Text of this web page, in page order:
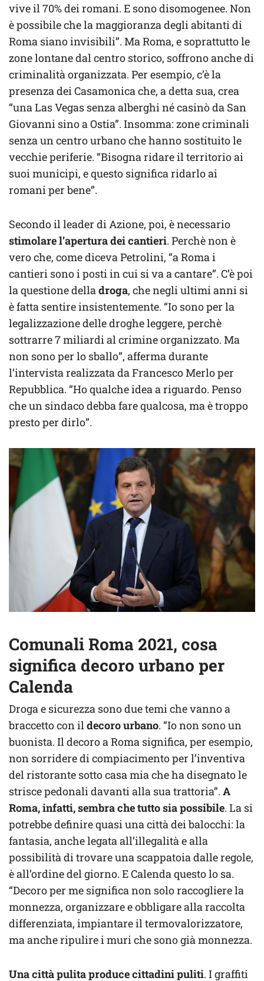
vive il 70% dei romani. E sono disomogenee. Non
è possibile che la maggioranza degli abitanti di
Roma siano invisibili”. Ma Roma, e soprattutto le
zone lontane dal centro storico, soffrono anche di
criminalità organizzata. Per esempio, c’è la
presenza dei Casamonica che, a detta sua, crea
“una Las Vegas senza alberghi né casinò da San
Giovanni sino a Ostia”. Insomma: zone criminali
senza un centro urbano che hanno sostituito le
vecchie periferie. “Bisogna ridare il territorio ai
suoi municipi, e questo significa ridarlo ai
romani per bene”.
Secondo il leader di Azione, poi, è necessario
stimolare l’apertura dei cantieri. Perchè non è
vero che, come diceva Petrolini, “a Roma i
cantieri sono i posti in cui si va a cantare”. C’è poi
la questione delladroga, che negli ultimi anni si
è fatta sentire insistentemente. “Io sono per la
legalizzazione delle droghe leggere, perchè
sottrarre 7 miliardi al crimine organizzato. Ma
non sono per lo sballo”, afferma durante
l’intervista realizzata da Francesco Merlo per
Repubblica. “Ho qualche idea a riguardo. Penso
che un sindaco debba fare qualcosa, ma è troppo
presto per dirlo”.
Comunali Roma 2021, cosa
significa decoro urbano per
Calenda
Droga e sicurezza sono due temi che vanno a
braccetto con il decoro urbano. “Io non sono un
buonista. Il decoro a Roma significa, per esempio,
non sorridere di compiacimento per l’inventiva
del ristorante sotto casa mia che ha disegnato le
strisce pedonali davanti alla sua trattoria”. A
Roma, infatti, sembra che tutto sia possibile. La si
potrebbe definire quasi una città dei balocchi: la
fantasia, anche legata all’illegalità e alla
possibilità di trovare una scappatoia dalle regole,
è all’ordine del giorno. E Calenda questo lo sa.
“Decoro per me significa non solo raccogliere la
monnezza, organizzare e obbligare alla raccolta
differenziata, impiantare il termovalorizzatore,
ma anche ripulire i muri che sono già monnezza.
Una città pulita produce cittadini puliti. I graffiti